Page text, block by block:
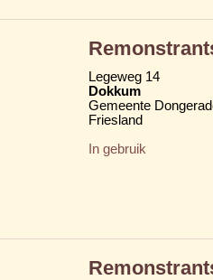
Legeweg 14
Dokkum
Gemeente
Friesland
In gebruik